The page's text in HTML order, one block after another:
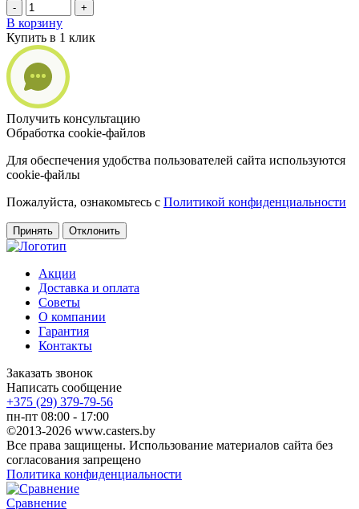
- +
В корзину
Купить в 1 клик
Получить консультацию
Обработка cookie-файлов
Для обеспечения удобства пользователей сайта используются
cookie-файлы
Пожалуйста, ознакомьтесь с Политикой конфиденциальности
Принять Отклонить
Акции
Доставка и оплата
Советы
О компании
Гарантия
Контакты
Заказать звонок
Написать сообщение
+375 (29) 379-79-56
пн-пт 08:00 - 17:00
©2013-2026 www.casters.by
Все права защищены. Использование материалов сайта без
согласования запрещено
Политика конфиденциальности
Сравнение